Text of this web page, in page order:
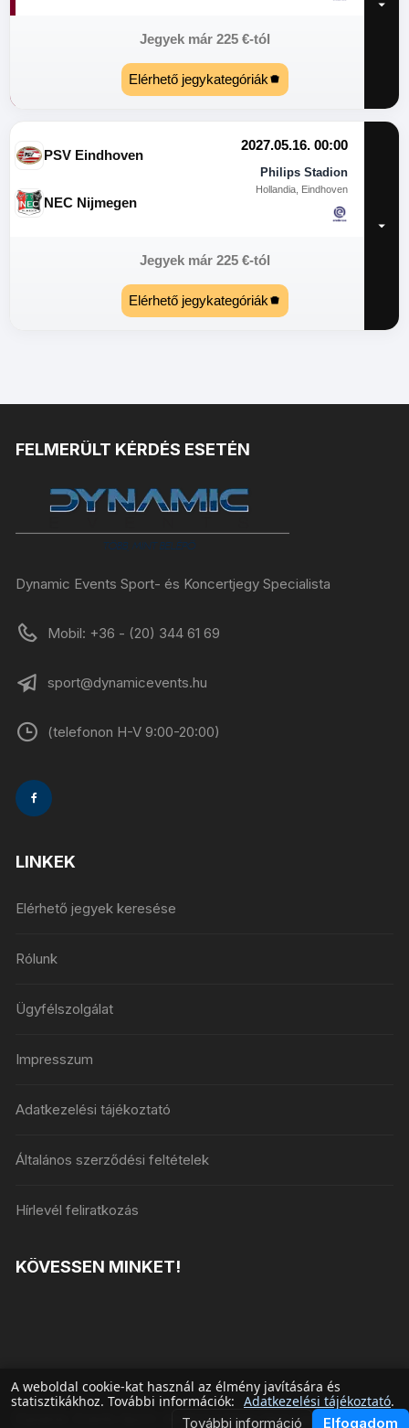
Jegyek már 225 €-tól
Elérhető jegykategóriák
PSV Eindhoven
2027.05.16. 00:00
Philips Stadion
Hollandia, Eindhoven
NEC Nijmegen
Jegyek már 225 €-tól
Elérhető jegykategóriák
FELMERÜLT KÉRDÉS ESETÉN
Dynamic Events Sport- és Koncertjegy Specialista
Mobil: +36 - (20) 344 61 69
sport@dynamicevents.hu
(telefonon H-V 9:00-20:00)
LINKEK
Elérhető jegyek keresése
Rólunk
Ügyfélszolgálat
Impresszum
Adatkezelési tájékoztató
Általános szerződési feltételek
Hírlevél feliratkozás
KÖVESSEN MINKET!
Dynamic Events Sport- és Koncertjegy Specialista © 2026
A weboldal cookie-kat használ az élmény javítására és
statisztikákhoz. További információk: Adatkezelési tájékoztató.
További információ
Elfogadom